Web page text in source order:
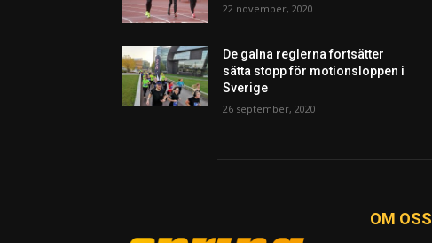
22 november, 2020
De galna reglerna fortsätter
sätta stopp för motionsloppen i
Sverige
26 september, 2020
OM OSS